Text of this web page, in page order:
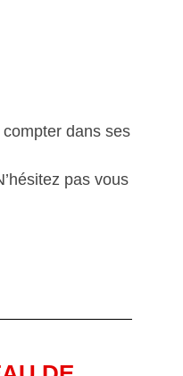
dans ses
pas vous